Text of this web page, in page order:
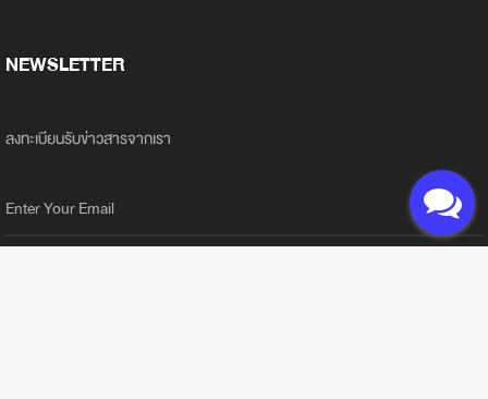
NEWSLETTER
ลงทะเบียนรับข่าวสารจากเรา